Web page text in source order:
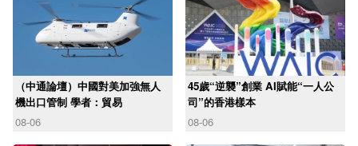
（中通論壇）中國對美加強無人
機出口管制 學者：貿易
08-06
45歲“逆襲”創業 AI賦能“一人公
司”的香港樣本
08-06